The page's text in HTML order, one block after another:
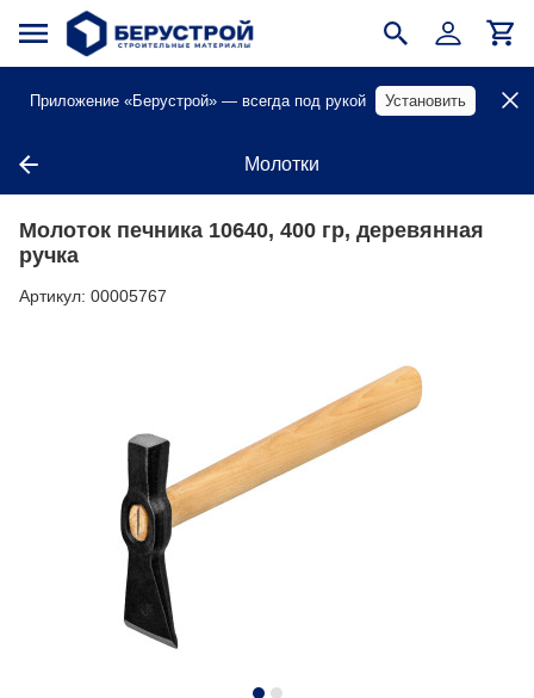
Приложение «Берустрой» — всегда под рукой Установить
Молотки
Молоток печника 10640, 400 гр, деревянная
ручка
Артикул: 00005767